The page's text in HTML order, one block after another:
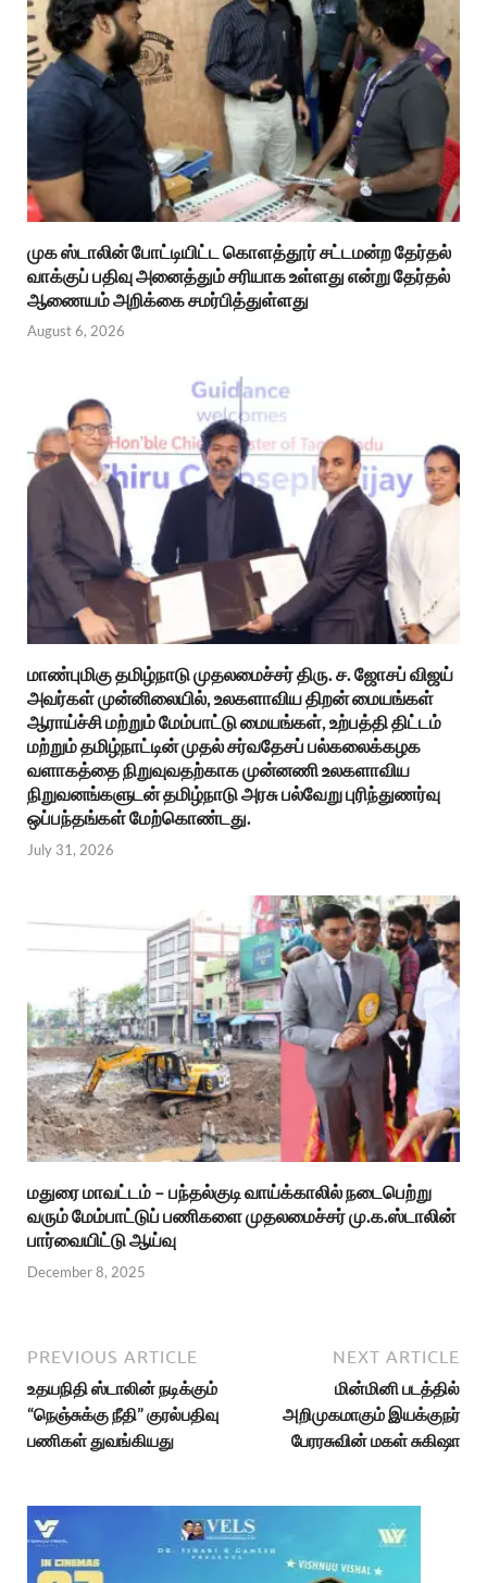
முக ஸ்டாலின் போட்டியிட்ட கொளத்தூர் சட்டமன்ற தேர்தல்
வாக்குப் பதிவு அனைத்தும் சரியாக உள்ளது என்று தேர்தல்
ஆணையம் அறிக்கை சமர்பித்துள்ளது
August 6, 2026
மாண்புமிகு தமிழ்நாடு முதலமைச்சர் திரு. ச. ஜோசப் விஜய்
அவர்கள் முன்னிலையில், உலகளாவிய திறன் மையங்கள்
ஆராய்ச்சி மற்றும் மேம்பாட்டு மையங்கள், உற்பத்தி திட்டம்
மற்றும் தமிழ்நாட்டின் முதல் சர்வதேசப் பல்கலைக்கழக
வளாகத்தை நிறுவுவதற்காக முன்னணி உலகளாவிய
நிறுவனங்களுடன் தமிழ்நாடு அரசு பல்வேறு புரிந்துணர்வு
ஒப்பந்தங்கள் மேற்கொண்டது.
July 31, 2026
மதுரை மாவட்டம் – பந்தல்குடி வாய்க்காலில் நடைபெற்று
வரும் மேம்பாட்டுப் பணிகளை முதலமைச்சர் மு.க.ஸ்டாலின்
பார்வையிட்டு ஆய்வு
December 8, 2025
PREVIOUS ARTICLE
உதயநிதி ஸ்டாலின் நடிக்கும்
“நெஞ்சுக்கு நீதி” குரல்பதிவு
பணிகள் துவங்கியது
NEXT ARTICLE
மின்மினி படத்தில்
அறிமுகமாகும் இயக்குநர்
பேரரசுவின் மகள் சுகிஷா